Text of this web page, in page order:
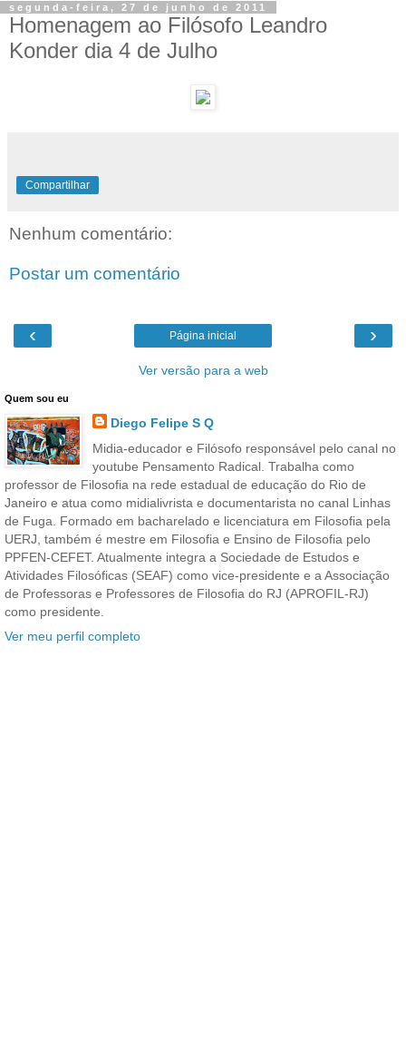
segunda-feira, 27 de junho de 2011
Homenagem ao Filósofo Leandro
Konder dia 4 de Julho
Compartilhar
Nenhum comentário:
Postar um comentário
‹ ›
Página inicial
Ver versão para a web
Quem sou eu
Diego Felipe S Q
Midia-educador e Filósofo responsável pelo canal no
youtube Pensamento Radical. Trabalha como
professor de Filosofia na rede estadual de educação do Rio de
Janeiro e atua como midialivrista e documentarista no canal Linhas
de Fuga. Formado em bacharelado e licenciatura em Filosofia pela
UERJ, também é mestre em Filosofia e Ensino de Filosofia pelo
PPFEN-CEFET. Atualmente integra a Sociedade de Estudos e
Atividades Filosóficas (SEAF) como vice-presidente e a Associação
de Professoras e Professores de Filosofia do RJ (APROFIL-RJ)
como presidente.
Ver meu perfil completo